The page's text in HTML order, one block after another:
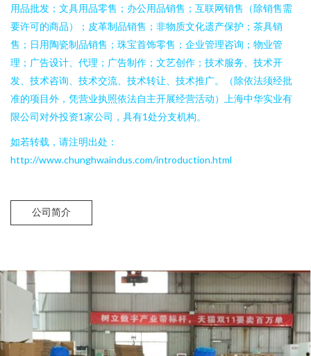
用品批发；文具用品零售；办公用品销售；互联网销售（除销售需
要许可的商品）；皮革制品销售；非物质文化遗产保护；茶具销
售；日用陶瓷制品销售；珠宝首饰零售；企业管理咨询；物业管
理；广告设计、代理；广告制作；文艺创作；技术服务、技术开
发、技术咨询、技术交流、技术转让、技术推广。（除依法须经批
准的项目外，凭营业执照依法自主开展经营活动）上海中华实业有
限公司对外投资1家公司，具有1处分支机构。
如若转载，请注明出处：
http://www.chunghwaindus.com/introduction.html
公司简介